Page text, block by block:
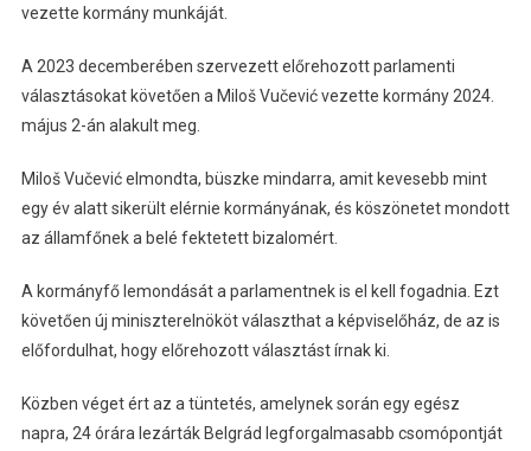
vezette kormány munkáját.
A 2023 decemberében szervezett előrehozott parlamenti
választásokat követően a Miloš Vučević vezette kormány 2024.
május 2-án alakult meg.
Miloš Vučević elmondta, büszke mindarra, amit kevesebb mint
egy év alatt sikerült elérnie kormányának, és köszönetet mondott
az államfőnek a belé fektetett bizalomért.
A kormányfő lemondását a parlamentnek is el kell fogadnia. Ezt
követően új miniszterelnököt választhat a képviselőház, de az is
előfordulhat, hogy előrehozott választást írnak ki.
Közben véget ért az a tüntetés, amelynek során egy egész
napra, 24 órára lezárták Belgrád legforgalmasabb csomópontját